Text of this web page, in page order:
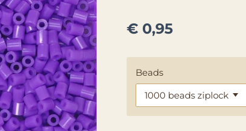
€ 0,95
Beads